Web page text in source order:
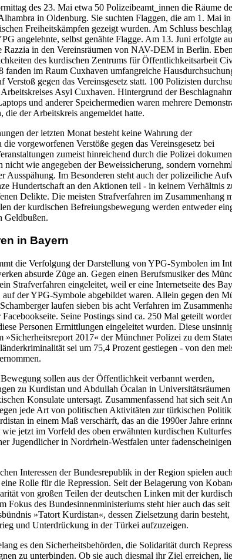
des 23. Mai etwa 50 Polizeibeamt_innen die Räume
in Oldenburg. Sie suchten Flaggen, die am 1. Mai in
Freiheitskämpfen gezeigt wurden. Am Schluss
angelehnte, selbst genähte Flagge. Am 13. Juni erfolgte
Razzia in den Vereinsräumen von NAV-DEM in Berlin.
des kurdischen Zentrums für Öffentlichkeitsarbeit
fanden im Raum Cuxhaven umfangreiche
Verstoß gegen das Vereinsgesetz statt. 100 Polizisten
Asyl Cuxhaven. Hintergrund der
und anderer Speichermedien waren mehrere
die der Arbeitskreis angemeldet hatte.
der letzten Monat besteht keine Wahrung der
vorgeworfenen Verstöße gegen das Vereinsgesetz bei
zumeist hinreichend durch die Polizei
nicht wie angegeben der Beweissicherung, sondern
Ausspähung. Im Besonderen steht auch der polizeiliche
Hundertschaft an den Aktionen teil - in keinem Verhältnis
Delikte. Die meisten Strafverfahren im Zusammenhang
der kurdischen Befreiungsbewegung werden entweder
Geldbußen.
in Bayern
die Verfolgung der Darstellung von YPG-Symbolen im
absurde Züge an. Gegen einen Berufsmusiker des
Strafverfahren eingeleitet, weil er eine Internetseite des
der YPG-Symbole abgebildet waren. Allein gegen den
laufen sieben bis acht Verfahren im
Seine Postings sind ca. 250 Mal geteilt
Personen Ermittlungen eingeleitet wurden. Diese
»Sicherheitsreport 2017« der Münchner Polizei zu dem
sei um 75,4 Prozent gestiegen - von den
sollen aus der Öffentlichkeit verbannt werden,
zu Kurdistan und Abdullah Öcalan in
Konsulate untersagt. Zusammenfassend hat sich seit
jede Art von politischen Aktivitäten zur türkischen
in einem Maß verschärft, das an die 1990er Jahre
jetzt im Vorfeld des oben erwähnten kurdischen
Jugendlicher in Nordrhein-Westfalen unter fadenscheinigen
Interessen der Bundesrepublik in der Region spielen
Rolle für die Repression. Seit der Belagerung von
von großen Teilen der deutschen Linken mit der
Fokus des Bundesinnenministeriums steht hier auch das seit
»Tatort Kurdistan«, dessen Zielsetzung darin besteht,
und Unterdrückung in der Türkei aufzuzeigen.
es den Sicherheitsbehörden, die Solidarität durch
zu unterbinden. Ob sie auch diesmal ihr Ziel erreichen,